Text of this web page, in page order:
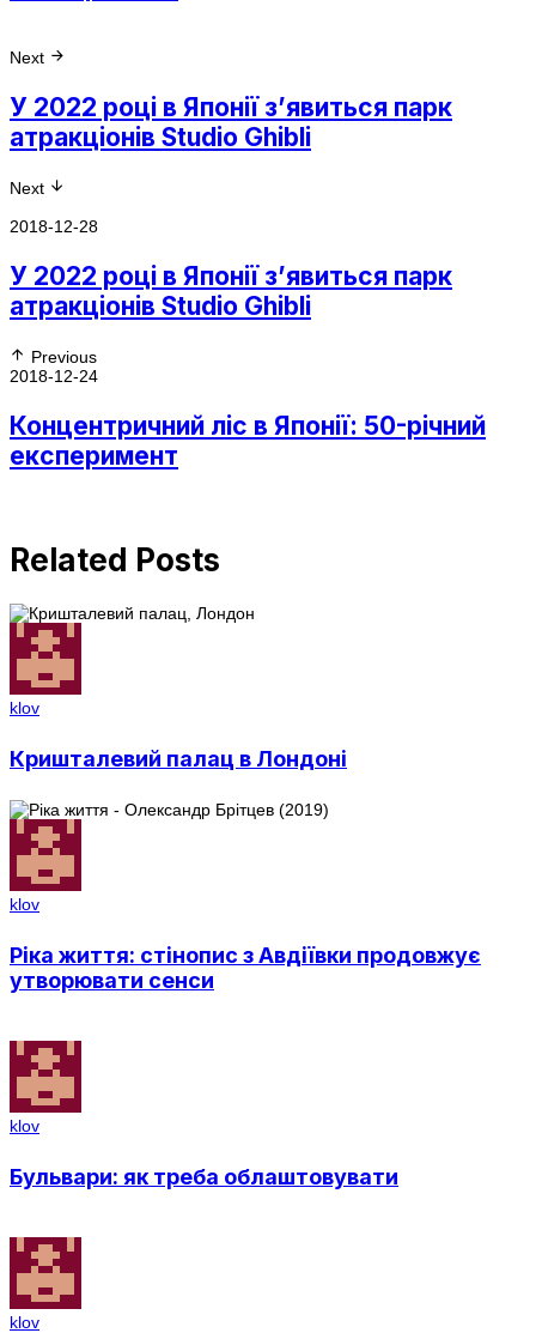
Next
У 2022 році в Японії з’явиться парк
атракціонів Studio Ghibli
Next
2018-12-28
У 2022 році в Японії з’явиться парк
атракціонів Studio Ghibli
Previous
2018-12-24
Концентричний ліс в Японії: 50-річний
експеримент
Related Posts
klov
Кришталевий палац в Лондоні
klov
Ріка життя: стінопис з Авдіївки продовжує
утворювати сенси
klov
Бульвари: як треба облаштовувати
klov